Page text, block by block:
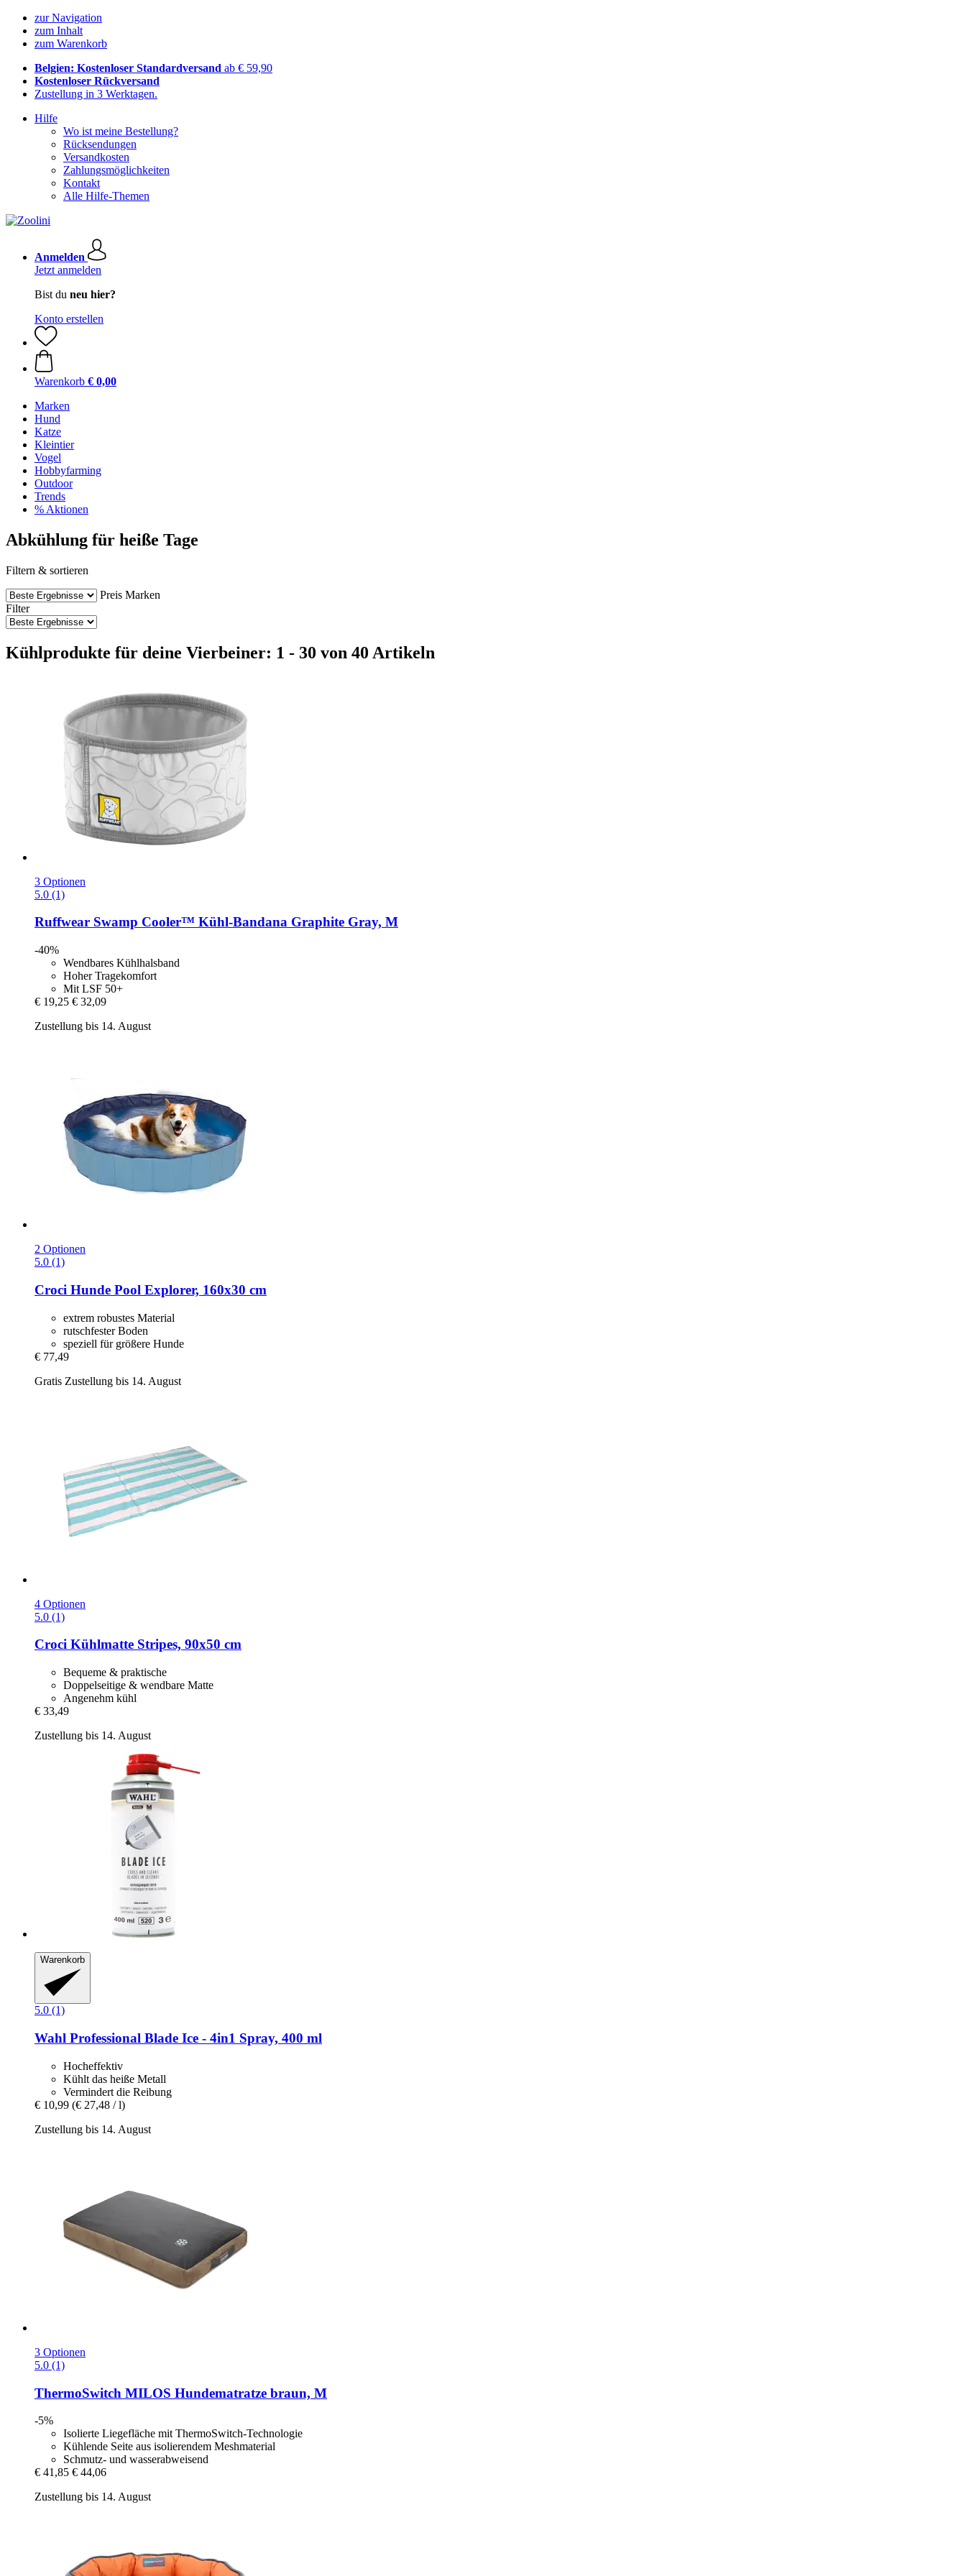
zur Navigation
zum Inhalt
zum Warenkorb
Belgien: Kostenloser Standardversand ab € 59,90
Kostenloser Rückversand
Zustellung in 3 Werktagen.
Hilfe
Wo ist meine Bestellung?
Rücksendungen
Versandkosten
Zahlungsmöglichkeiten
Kontakt
Alle Hilfe-Themen
Anmelden
Jetzt anmelden
Bist du neu hier?
Konto erstellen
Warenkorb € 0,00
Marken
Hund
Katze
Kleintier
Vogel
Hobbyfarming
Outdoor
Trends
% Aktionen
Abkühlung für heiße Tage
Filtern & sortieren
Preis Marken
Filter
Kühlprodukte für deine Vierbeiner: 1 - 30 von 40 Artikeln
3 Optionen
5.0 (1)
Ruffwear Swamp Cooler™ Kühl-​Bandana Graphite Gray, M
-40%
Wendbares Kühlhalsband
Hoher Tragekomfort
Mit LSF 50+
€ 19,25 € 32,09
Zustellung bis 14. August
2 Optionen
5.0 (1)
Croci Hunde Pool Explorer, 160x30 cm
extrem robustes Material
rutschfester Boden
speziell für größere Hunde
€ 77,49
Gratis Zustellung bis 14. August
4 Optionen
5.0 (1)
Croci Kühlmatte Stripes, 90x50 cm
Bequeme & praktische
Doppelseitige & wendbare Matte
Angenehm kühl
€ 33,49
Zustellung bis 14. August
Warenkorb
5.0 (1)
Wahl Professional Blade Ice -​ 4in1 Spray, 400 ml
Hocheffektiv
Kühlt das heiße Metall
Vermindert die Reibung
€ 10,99 (€ 27,48 / l)
Zustellung bis 14. August
3 Optionen
5.0 (1)
ThermoSwitch MILOS Hundematratze braun, M
-5%
Isolierte Liegefläche mit ThermoSwitch-Technologie
Kühlende Seite aus isolierendem Meshmaterial
Schmutz- und wasserabweisend
€ 41,85 € 44,06
Zustellung bis 14. August